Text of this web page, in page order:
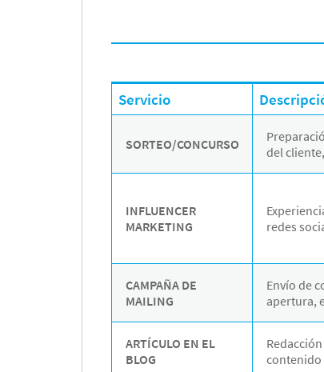
Servicio
SORTEO/CONCURSO
del
INFLUENCER
MARKETING
redes
CAMPAÑA DE
MAILING
Envío de
apertura,
ARTÍCULO EN EL
BLOG
contenido